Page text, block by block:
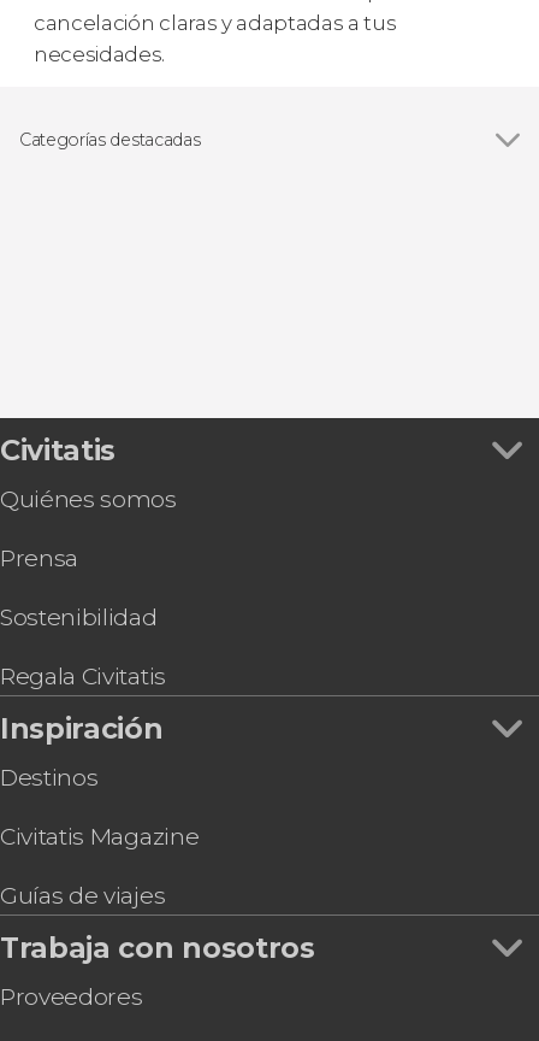
cancelación claras y adaptadas a tus
necesidades.
Categorías destacadas
Civitatis
Quiénes somos
Prensa
Sostenibilidad
Regala Civitatis
Inspiración
Destinos
Civitatis Magazine
Guías de viajes
Trabaja con nosotros
Proveedores